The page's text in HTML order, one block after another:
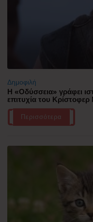
Δημοφιλή
Η «Οδύσσεια» γράφει
επιτυχία του
Περισσότερα